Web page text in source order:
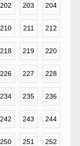
202 203 204
210 211 212
218 219 220
226 227 228
234 235 236
242 243 244
250 251 252